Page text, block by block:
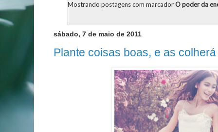
Mostrando postagens com marcadorO poder da
sábado, 7 de maio de 2011
Plante coisas boas, e as